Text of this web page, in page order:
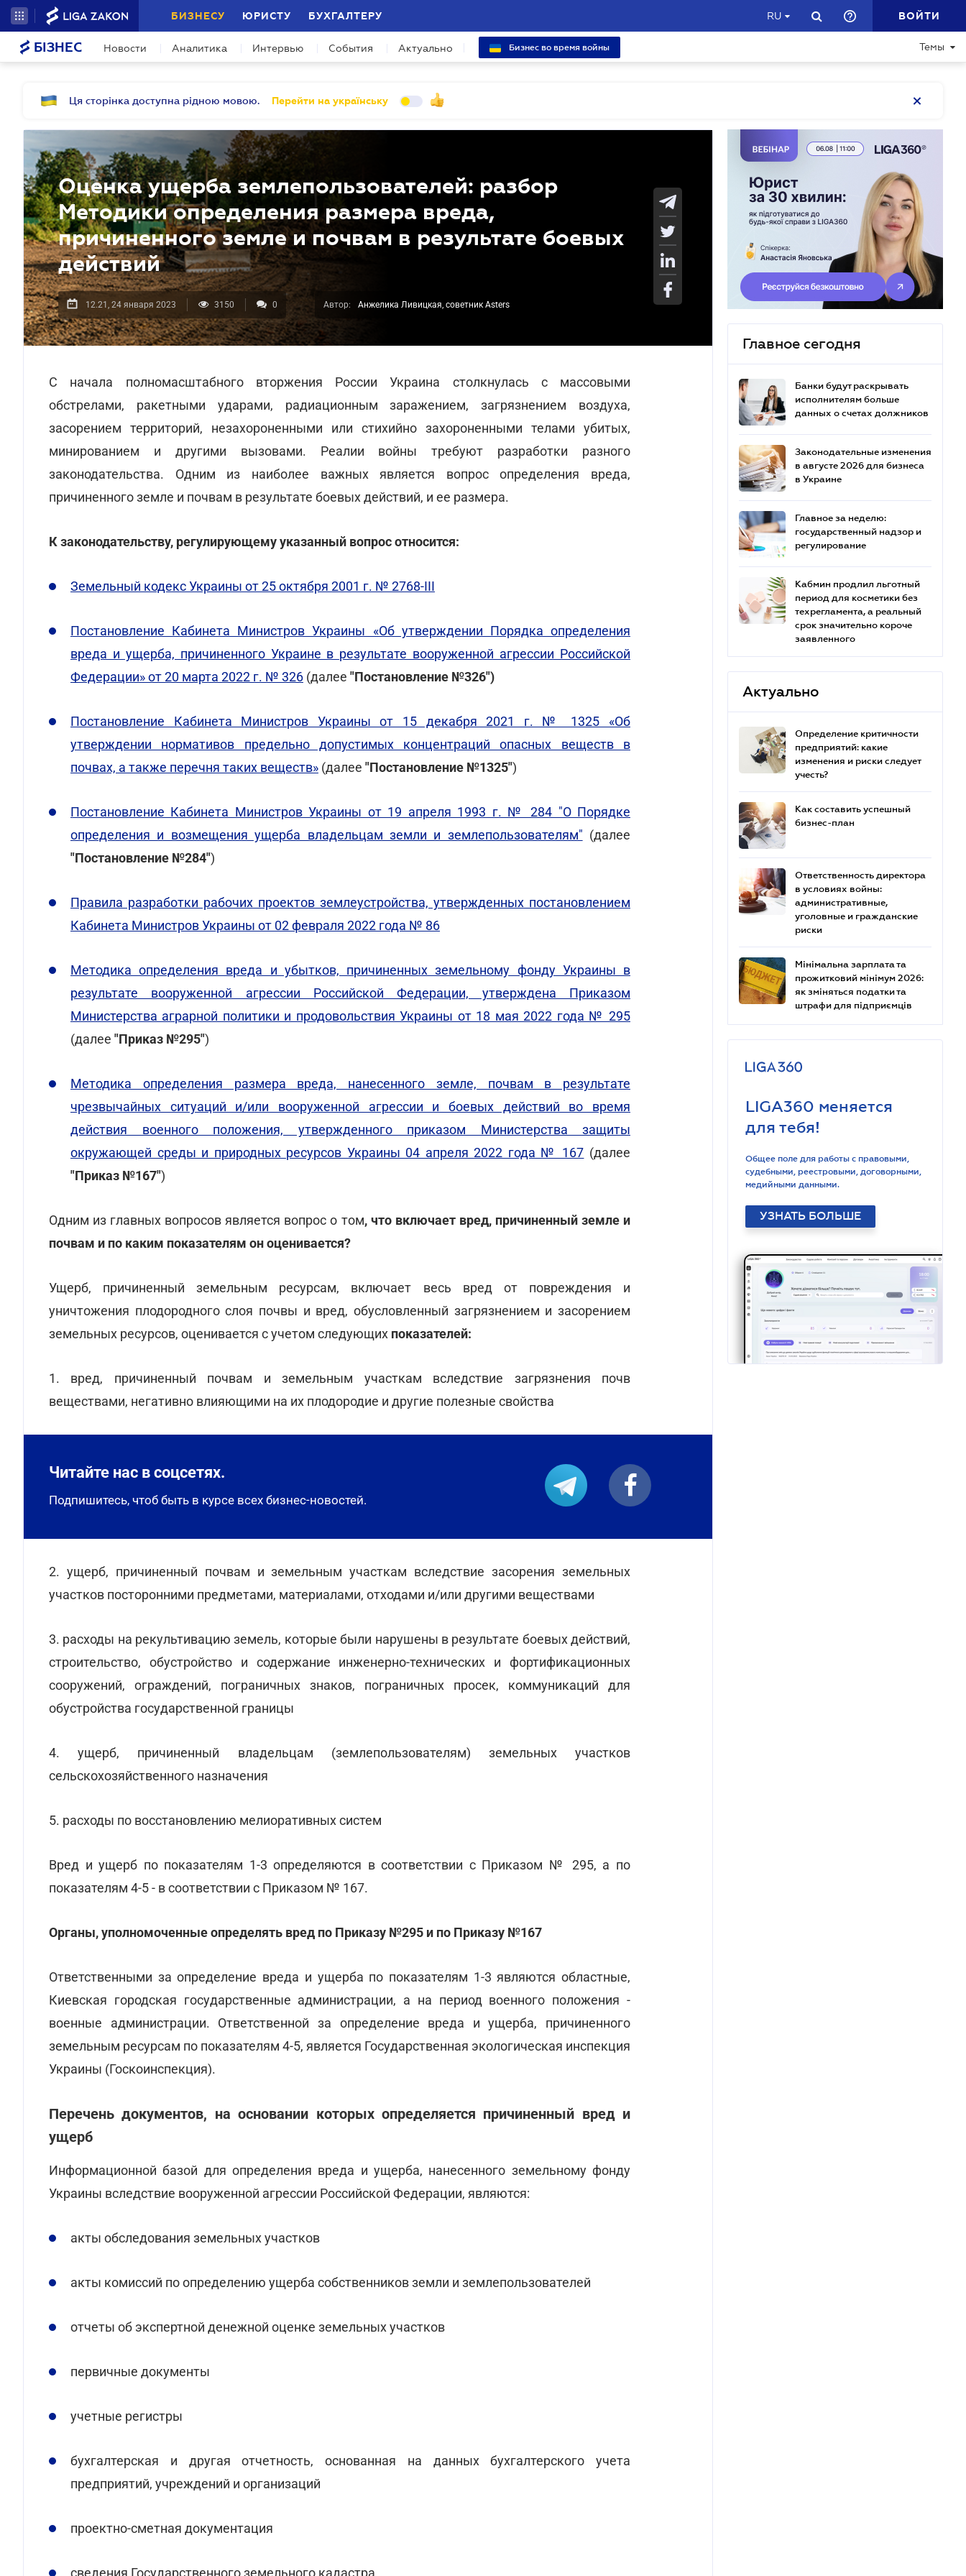
БИЗНЕСУ ЮРИСТУ БУХГАЛТЕРУ RU ВОЙТИ
БІЗНЕС Новости Аналитика Интервью События Актуально Бизнес во время войны Темы
Ця сторінка доступна рідною мовою. Перейти на українську
Оценка ущерба землепользователей: разбор
Методики определения размера вреда,
причиненного земле и почвам в результате боевых
действий
12.21, 24 января 2023 3150 0 Автор: Анжелика Ливицкая, советник Asters
С начала полномасштабного вторжения России Украина столкнулась с массовыми
обстрелами, ракетными ударами, радиационным заражением, загрязнением воздуха,
засорением территорий, незахороненными или стихийно захороненными телами убитых,
минированием и другими вызовами. Реалии войны требуют разработки разного
законодательства. Одним из наиболее важных является вопрос определения вреда,
причиненного земле и почвам в результате боевых действий, и ее размера.
К законодательству, регулирующему указанный вопрос относится:
Земельный кодекс Украины от 25 октября 2001 г. № 2768-III
Постановление Кабинета Министров Украины «Об утверждении Порядка определения
вреда и ущерба, причиненного Украине в результате вооруженной агрессии Российской
Федерации» от 20 марта 2022 г. № 326 (далее "Постановление №326")
Постановление Кабинета Министров Украины от 15 декабря 2021 г. № 1325 «Об
утверждении нормативов предельно допустимых концентраций опасных веществ в
почвах, а также перечня таких веществ» (далее "Постановление №1325")
Постановление Кабинета Министров Украины от 19 апреля 1993 г. № 284 "О Порядке
определения и возмещения ущерба владельцам земли и землепользователям" (далее
"Постановление №284")
Правила разработки рабочих проектов землеустройства, утвержденных постановлением
Кабинета Министров Украины от 02 февраля 2022 года № 86
Методика определения вреда и убытков, причиненных земельному фонду Украины в
результате вооруженной агрессии Российской Федерации, утверждена Приказом
Министерства аграрной политики и продовольствия Украины от 18 мая 2022 года № 295
(далее "Приказ №295")
Методика определения размера вреда, нанесенного земле, почвам в результате
чрезвычайных ситуаций и/или вооруженной агрессии и боевых действий во время
действия военного положения, утвержденного приказом Министерства защиты
окружающей среды и природных ресурсов Украины 04 апреля 2022 года № 167 (далее
"Приказ №167")
Одним из главных вопросов является вопрос о том, что включает вред, причиненный земле и
почвам и по каким показателям он оценивается?
Ущерб, причиненный земельным ресурсам, включает весь вред от повреждения и
уничтожения плодородного слоя почвы и вред, обусловленный загрязнением и засорением
земельных ресурсов, оценивается с учетом следующих показателей:
1. вред, причиненный почвам и земельным участкам вследствие загрязнения почв
веществами, негативно влияющими на их плодородие и другие полезные свойства
Читайте нас в соцсетях.
Подпишитесь, чтоб быть в курсе всех бизнес-новостей.
2. ущерб, причиненный почвам и земельным участкам вследствие засорения земельных
участков посторонними предметами, материалами, отходами и/или другими веществами
3. расходы на рекультивацию земель, которые были нарушены в результате боевых действий,
строительство, обустройство и содержание инженерно-технических и фортификационных
сооружений, ограждений, пограничных знаков, пограничных просек, коммуникаций для
обустройства государственной границы
4. ущерб, причиненный владельцам (землепользователям) земельных участков
сельскохозяйственного назначения
5. расходы по восстановлению мелиоративных систем
Вред и ущерб по показателям 1-3 определяются в соответствии с Приказом № 295, а по
показателям 4-5 - в соответствии с Приказом № 167.
Органы, уполномоченные определять вред по Приказу №295 и по Приказу №167
Ответственными за определение вреда и ущерба по показателям 1-3 являются областные,
Киевская городская государственные администрации, а на период военного положения -
военные администрации. Ответственной за определение вреда и ущерба, причиненного
земельным ресурсам по показателям 4-5, является Государственная экологическая инспекция
Украины (Госкоинспекция).
Перечень документов, на основании которых определяется причиненный вред и
ущерб
Информационной базой для определения вреда и ущерба, нанесенного земельному фонду
Украины вследствие вооруженной агрессии Российской Федерации, являются:
акты обследования земельных участков
акты комиссий по определению ущерба собственников земли и землепользователей
отчеты об экспертной денежной оценке земельных участков
первичные документы
учетные регистры
бухгалтерская и другая отчетность, основанная на данных бухгалтерского учета
предприятий, учреждений и организаций
проектно-сметная документация
сведения Государственного земельного кадастра
Главное сегодня
Банки будут раскрывать
исполнителям больше
данных о счетах должников
Законодательные изменения
в августе 2026 для бизнеса
в Украине
Главное за неделю:
государственный надзор и
регулирование
Кабмин продлил льготный
период для косметики без
техрегламента, а реальный
срок значительно короче
заявленного
Актуально
Определение критичности
предприятий: какие
изменения и риски следует
учесть?
Как составить успешный
бизнес-план
Ответственность директора
в условиях войны:
административные,
уголовные и гражданские
риски
Мінімальна зарплата та
прожитковий мінімум 2026:
як зміняться податки та
штрафи для підприємців
LIGA360 меняется
для тебя!
Общее поле для работы с правовыми,
судебными, реестровыми, договорными,
медийными данными.
УЗНАТЬ БОЛЬШЕ